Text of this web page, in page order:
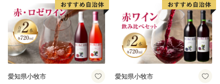
愛知県小牧市 愛知県小牧市